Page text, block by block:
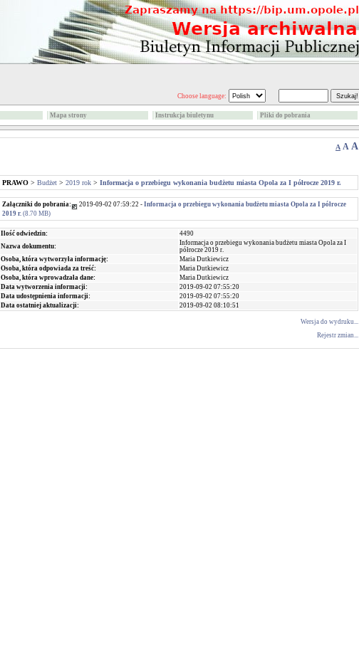
Choose language:
Mapa strony Instrukcja biuletynu Pliki do pobrania
A A A
PRAWO > Budżet > 2019 rok > Informacja o przebiegu wykonania budżetu miasta Opola za I półrocze 2019 r.
Załączniki do pobrania: 2019-09-02 07:59:22 - Informacja o przebiegu wykonania budżetu miasta Opola za I półrocze
2019 r. (8.70 MB)
Ilość odwiedzin:
4490
Nazwa dokumentu:
Informacja o przebiegu wykonania budżetu miasta Opola za I
półrocze 2019 r.
Osoba, która wytworzyła informację:
Maria Dutkiewicz
Osoba, która odpowiada za treść:
Maria Dutkiewicz
Osoba, która wprowadzała dane:
Maria Dutkiewicz
Data wytworzenia informacji:
2019-09-02 07:55:20
Data udostępnienia informacji:
2019-09-02 07:55:20
Data ostatniej aktualizacji:
2019-09-02 08:10:51
Wersja do wydruku...
Rejestr zmian...